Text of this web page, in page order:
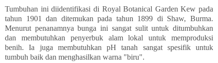
Tumbuhan ini diidentifikasi di Royal Botanical Garden Kew pada
tahun 1901 dan ditemukan pada tahun 1899 di Shaw, Burma.
Menurut penanamnya bunga ini sangat sulit untuk ditumbuhkan
dan membutuhkan penyerbuk alam lokal untuk memproduksi
benih. Ia juga membutuhkan pH tanah sangat spesifik untuk
tumbuh baik dan menghasilkan warna "biru".